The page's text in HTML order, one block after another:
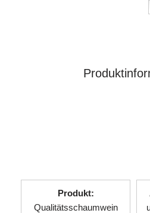
Produkt:
Qualitätsschaumwein